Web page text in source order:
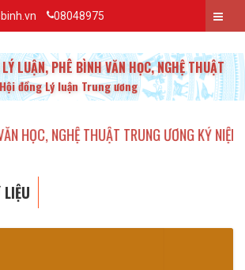
LUẬN, PHÊ BÌNH VĂN HỌC, NGHỆ THUẬT
đồng Lý luận Trung ương
08048975
THUẬT TRUNG ƯƠNG KỶ NIỆM 20 NĂM